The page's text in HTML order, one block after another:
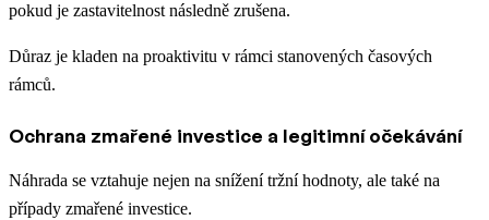
pokud je zastavitelnost následně zrušena.
Důraz je kladen na proaktivitu v rámci stanovených časových
rámců.
Ochrana zmařené investice a legitimní očekávání
Náhrada se vztahuje nejen na snížení tržní hodnoty, ale také na
případy zmařené investice.